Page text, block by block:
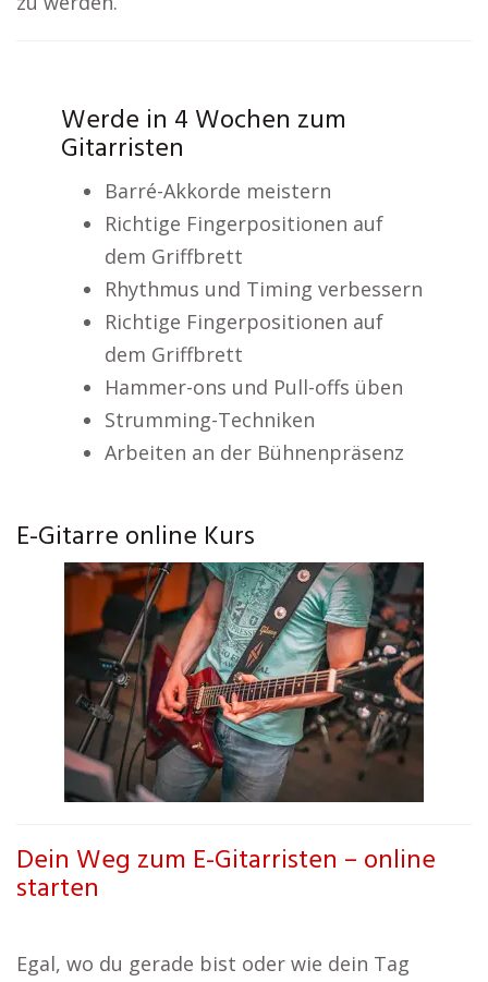
Werde in 4 Wochen zum
Gitarristen
Barré-Akkorde meistern
Richtige Fingerpositionen auf
dem Griffbrett
Rhythmus und Timing verbessern
Richtige Fingerpositionen auf
dem Griffbrett
Hammer-ons und Pull-offs üben
Strumming-Techniken
Arbeiten an der Bühnenpräsenz
E-Gitarre online Kurs
Dein Weg zum E-Gitarristen – online
starten
Egal, wo du gerade bist oder wie dein Tag